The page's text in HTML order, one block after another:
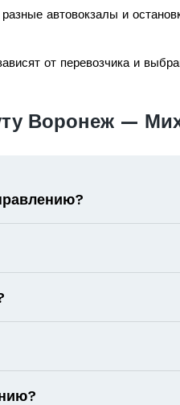
автовокзалы и
от перевозчика и
Воронеж —